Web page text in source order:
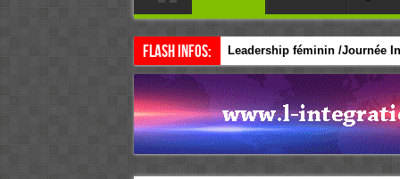
Flash Infos: Leadership féminin /Journée